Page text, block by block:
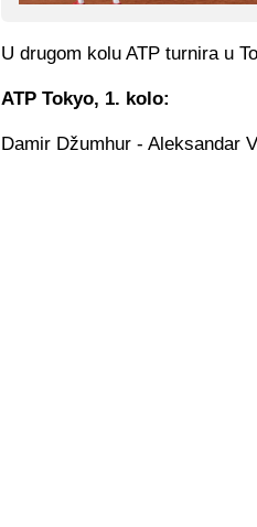
U drugom kolu ATP turnira u
ATP Tokyo, 1. kolo:
Damir Džumhur - Aleksandar